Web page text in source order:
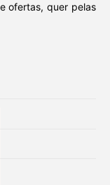
ofertas, quer pelas